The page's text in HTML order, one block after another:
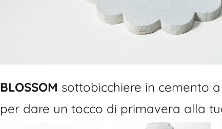
BLOSSOM sottobicchiere in cemento
per dare un tocco di primavera alla